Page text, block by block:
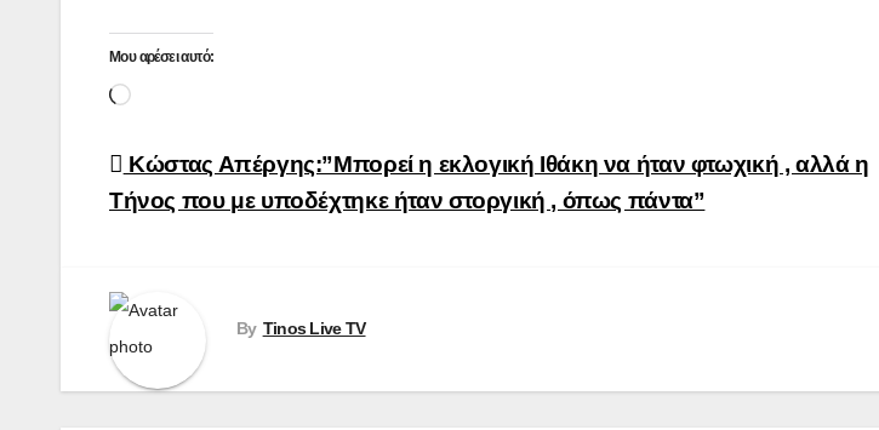
Μου αρέσει αυτό:
Loading…
Πλοήγηση
άρθρων
Κώστας Απέργης:”Μπορεί η εκλογική Ιθάκη να ήταν φτωχική , αλλά η
Τήνος που με υποδέχτηκε ήταν στοργική , όπως πάντα”
By Tinos Live TV